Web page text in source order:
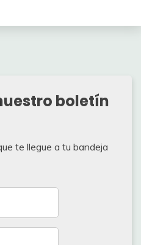
boletín
te llegue a tu bandeja